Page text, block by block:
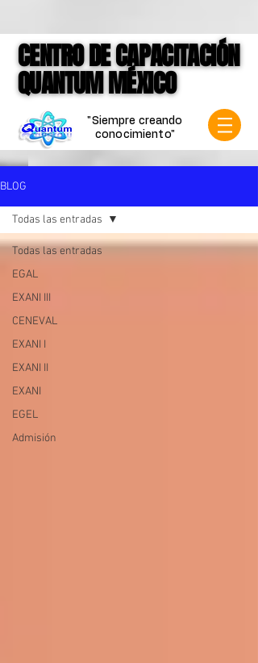
CENTRO DE CAPACITACIÓN
QUANTUM MÉXICO
CENTRO DE CAPACITACIÓN
QUANTUM MÉXICO
"Siempre creando
conocimiento"
BLOG
Todas las entradas
EGAL
EXANI III
CENEVAL
EXANI I
EXANI II
EXANI
EGEL
Admisión
Todas las entradas